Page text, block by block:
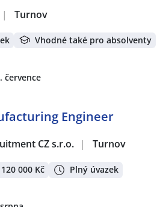
| Turnov
Vhodné také pro absolventy
července
Engineer
CZ s.r.o. | Turnov
000 Kč Plný úvazek